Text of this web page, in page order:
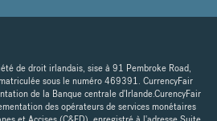
de droit irlandais, sise à 91 Pembroke Road,
sous le numéro 469391. CurrencyFair
de la Banque centrale d'Irlande.CurencyFair
des opérateurs de services monétaires